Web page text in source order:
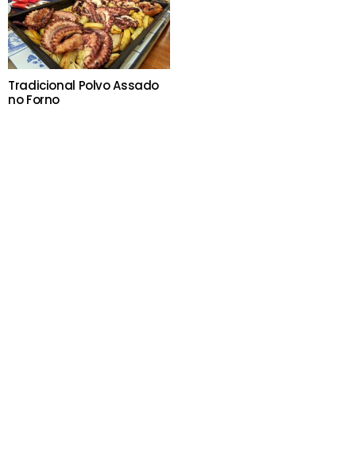
Tradicional Polvo Assado
no Forno